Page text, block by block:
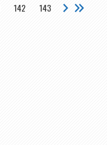
142 143